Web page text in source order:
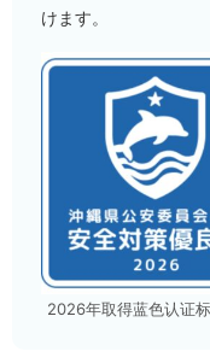
けます。
2026年取得蓝色认证